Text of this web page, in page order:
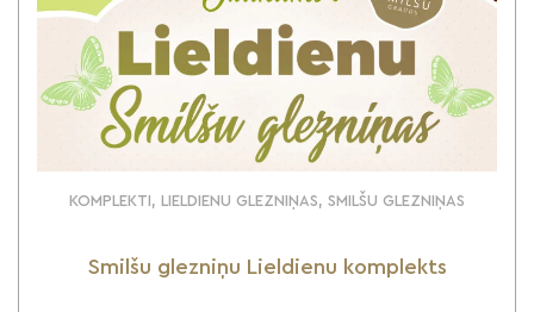
KOMPLEKTI, LIELDIENU GLEZNIŅAS, SMILŠU GLEZNIŅAS
Smilšu glezniņu Lieldienu komplekts